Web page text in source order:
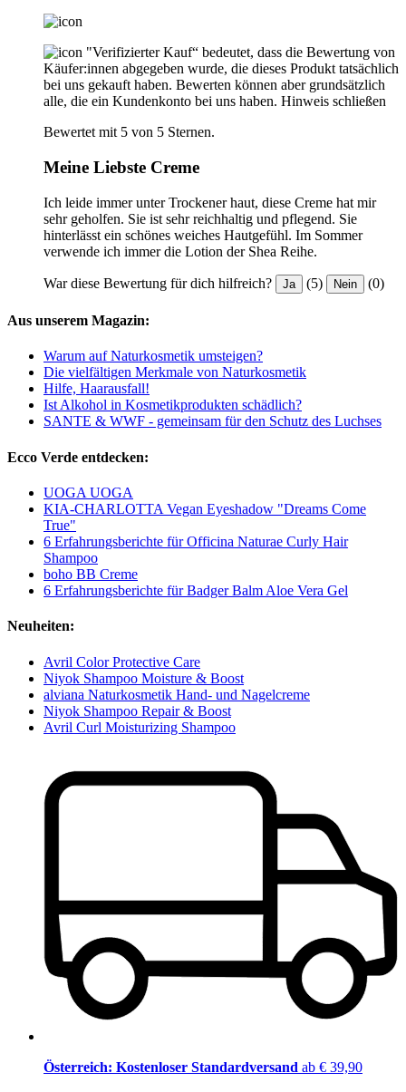
"Verifizierter Kauf“ bedeutet, dass die Bewertung von
Käufer:innen abgegeben wurde, die dieses Produkt tatsächlich
bei uns gekauft haben. Bewerten können aber grundsätzlich
alle, die ein Kundenkonto bei uns haben. Hinweis schließen
Bewertet mit 5 von 5 Sternen.
Meine Liebste Creme
Ich leide immer unter Trockener haut, diese Creme hat mir
sehr geholfen. Sie ist sehr reichhaltig und pflegend. Sie
hinterlässt ein schönes weiches Hautgefühl. Im Sommer
verwende ich immer die Lotion der Shea Reihe.
War diese Bewertung für dich hilfreich? Ja (5) Nein (0)
Aus unserem Magazin:
Warum auf Naturkosmetik umsteigen?
Die vielfältigen Merkmale von Naturkosmetik
Hilfe, Haarausfall!
Ist Alkohol in Kosmetikprodukten schädlich?
SANTE & WWF - gemeinsam für den Schutz des Luchses
Ecco Verde entdecken:
UOGA UOGA
KIA-CHARLOTTA Vegan Eyeshadow "Dreams Come
True"
6 Erfahrungsberichte für Officina Naturae Curly Hair
Shampoo
boho BB Creme
6 Erfahrungsberichte für Badger Balm Aloe Vera Gel
Neuheiten:
Avril Color Protective Care
Niyok Shampoo Moisture & Boost
alviana Naturkosmetik Hand- und Nagelcreme
Niyok Shampoo Repair & Boost
Avril Curl Moisturizing Shampoo
Österreich: Kostenloser Standardversand ab € 39,90